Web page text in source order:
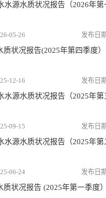
水源水质状况报告（2026年
05-26
状况报告(2025年第四季度）
12-16
水源水质状况报告（2025年
09-15
水源水质状况报告（2025年
06-24
状况报告 (2025年第一季度